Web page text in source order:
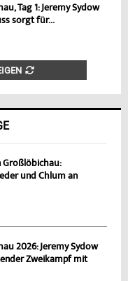
Tag 1: Jeremy Sydow
sorgt für...
Großlöbichau:
und Chlum an
2026: Jeremy Sydow
Zweikampf mit